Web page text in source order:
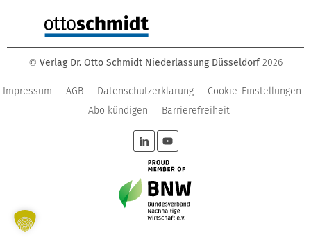
© Verlag Dr. Otto Schmidt Niederlassung Düsseldorf 2026
Impressum AGB Datenschutzerklärung
Cookie-Einstellungen
Abo kündigen
Barrierefreiheit